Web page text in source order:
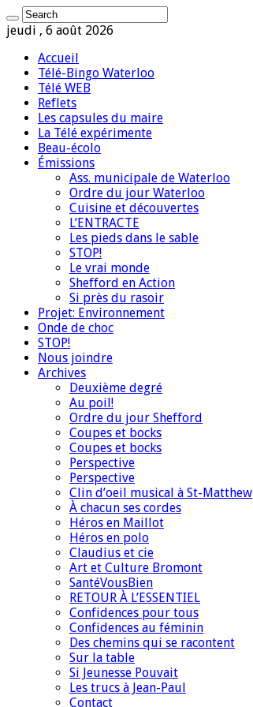
jeudi , 6 août 2026
Accueil
Télé-Bingo Waterloo
Télé WEB
Reflets
Les capsules du maire
La Télé expérimente
Beau-écolo
Émissions
Ass. municipale de Waterloo
Ordre du jour Waterloo
Cuisine et découvertes
L’ENTRACTE
Les pieds dans le sable
STOP!
Le vrai monde
Shefford en Action
Si près du rasoir
Projet: Environnement
Onde de choc
STOP!
Nous joindre
Archives
Deuxième degré
Au poil!
Ordre du jour Shefford
Coupes et bocks
Coupes et bocks
Perspective
Perspective
Clin d’oeil musical à St-Matthew
À chacun ses cordes
Héros en Maillot
Héros en polo
Claudius et cie
Art et Culture Bromont
SantéVousBien
RETOUR À L’ESSENTIEL
Confidences pour tous
Confidences au féminin
Des chemins qui se racontent
Sur la table
Si Jeunesse Pouvait
Les trucs à Jean-Paul
Contact